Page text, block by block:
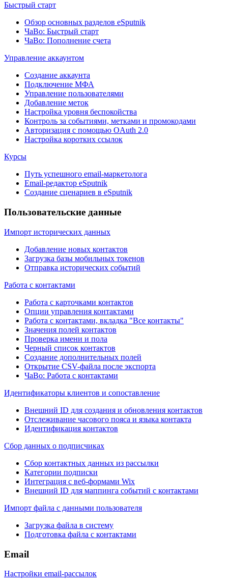
Быстрый старт
Обзор основных разделов eSputnik
ЧаВо: Быстрый старт
ЧаВо: Пополнение счета
Управление аккаунтом
Создание аккаунта
Подключение МФА
Управление пользователями
Добавление меток
Настройка уровня беспокойства
Контроль за событиями, метками и промокодами
Авторизация с помощью OAuth 2.0
Настройка коротких ссылок
Курсы
Путь успешного email-маркетолога
Email-редактор eSputnik
Создание сценариев в eSputnik
Пользовательские данные
Импорт исторических данных
Добавление новых контактов
Загрузка базы мобильных токенов
Отправка исторических событий
Работа с контактами
Работа с карточками контактов
Опции управления контактами
Работа с контактами, вкладка "Все контакты"
Значения полей контактов
Проверка имени и пола
Черный список контактов
Создание дополнительных полей
Открытие CSV-файла после экспорта
ЧаВо: Работа с контактами
Идентификаторы клиентов и сопоставление
Внешний ID для создания и обновления контактов
Отслеживание часового пояса и языка контакта
Идентификация контактов
Сбор данных о подписчиках
Сбор контактных данных из рассылки
Категории подписки
Интеграция с веб-формами Wix
Внешний ID для маппинга событий с контактами
Импорт файла с данными пользователя
Загрузка файла в систему
Подготовка файла с контактами
Email
Настройки email-рассылок